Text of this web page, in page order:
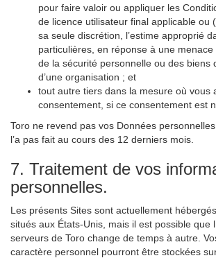
pour faire valoir ou appliquer les
de licence utilisateur final applicable ou
sa seule discrétion, l’estime approprié
particulières, en réponse à une menace
de la sécurité personnelle ou des biens
d’une organisation ; et
tout autre tiers dans la mesure où vous
consentement, si ce consentement est
Toro ne revend pas vos Données
l’a pas fait au cours des 12 derniers mois.
7. Traitement de vos
personnelles.
Les présents Sites sont actuellement
situés aux États-Unis, mais il est possible que
serveurs de Toro change de temps à autre.
caractère personnel pourront être stockées